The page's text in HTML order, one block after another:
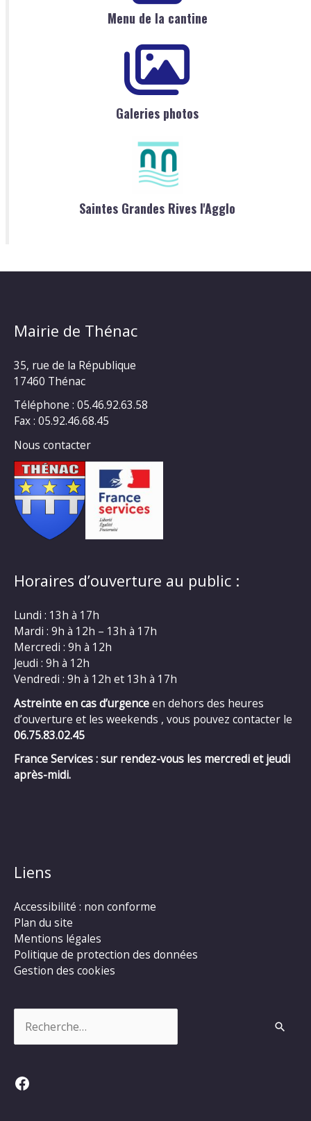
Menu de la cantine
Galeries photos
Saintes Grandes Rives l'Agglo
Mairie de Thénac
35, rue de la République
17460 Thénac
Téléphone : 05.46.92.63.58
Fax : 05.92.46.68.45
Nous contacter
Horaires d’ouverture au public :
Lundi : 13h à 17h
Mardi : 9h à 12h – 13h à 17h
Mercredi : 9h à 12h
Jeudi : 9h à 12h
Vendredi : 9h à 12h et 13h à 17h
Astreinte en cas d’urgenceen dehors des heures
d’ouverture et les weekends , vous pouvez contacter le
06.75.83.02.45
France Services : sur rendez-vous les mercredi et jeudi
après-midi.
Liens
Accessibilité : non conforme
Plan du site
Mentions légales
Politique de protection des données
Gestion des cookies
Facebook